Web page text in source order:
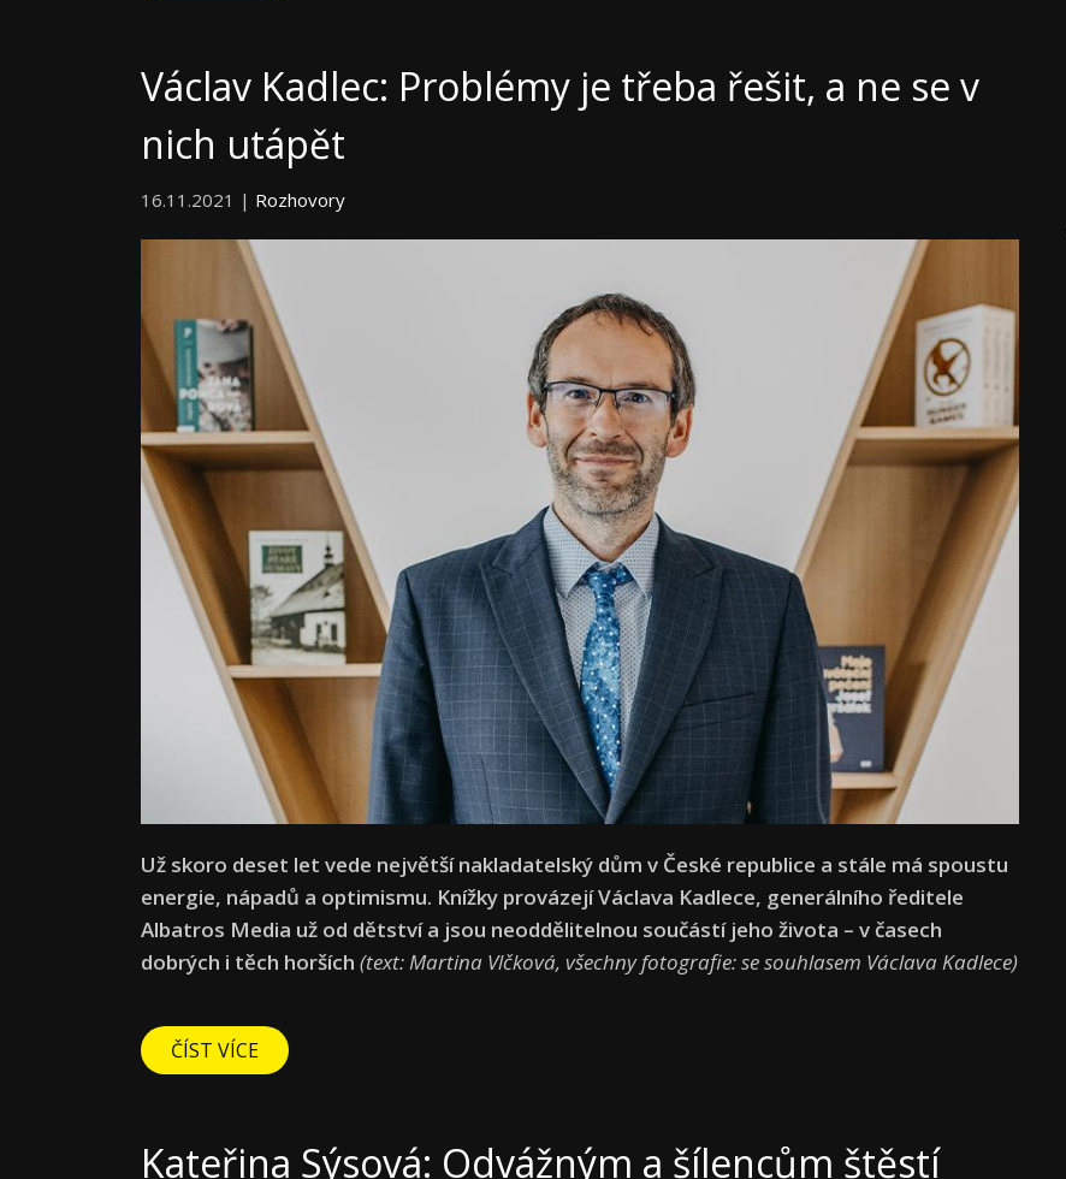
Václav Kadlec: Problémy je třeba řešit, a ne se v
nich utápět
16.11.2021 | Rozhovory
Už skoro deset let vede největší nakladatelský dům v České republice a stále má spoustu
energie, nápadů a optimismu. Knížky provázejí Václava Kadlece, generálního ředitele
Albatros Media už od dětství a jsou neoddělitelnou součástí jeho života – v časech
dobrých i těch horších (text:Martina Vlčková, všechny fotografie: se souhlasem Václava Kadlece)
ČÍST VÍCE
Kateřina Sýsová: Odvážným a šílencům štěstí